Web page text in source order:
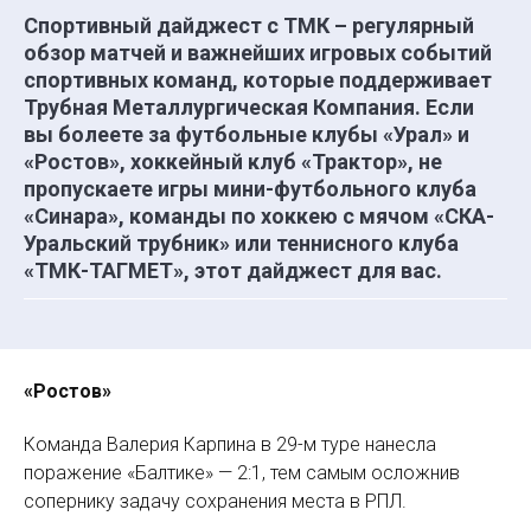
Спортивный дайджест с ТМК – регулярный
обзор матчей и важнейших игровых событий
спортивных команд, которые поддерживает
Трубная Металлургическая Компания. Если
вы болеете за футбольные клубы «Урал» и
«Ростов», хоккейный клуб «Трактор», не
пропускаете игры мини-футбольного клуба
«Синара», команды по хоккею с мячом «СКА-
Уральский трубник» или теннисного клуба
«ТМК-ТАГМЕТ», этот дайджест для вас.
«Ростов»
Команда Валерия Карпина в 29-м туре нанесла
поражение «Балтике» — 2:1, тем самым осложнив
сопернику задачу сохранения места в РПЛ.